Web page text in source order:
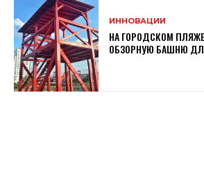
ИННОВАЦИИ
НА ГОРОДСКОМ
ОБЗОРНУЮ БАШНЮ